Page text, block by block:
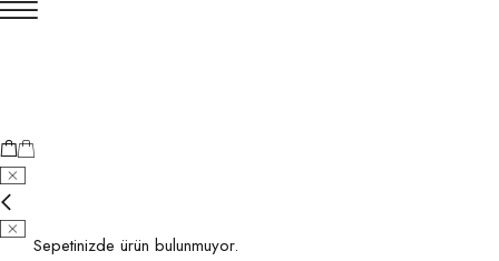
Sepetinizde ürün bulunmuyor.